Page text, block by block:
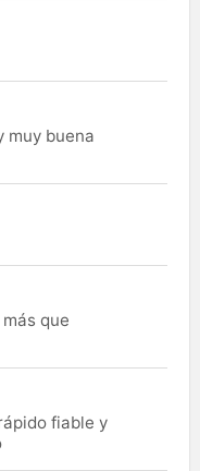
muy buena
que
fiable y